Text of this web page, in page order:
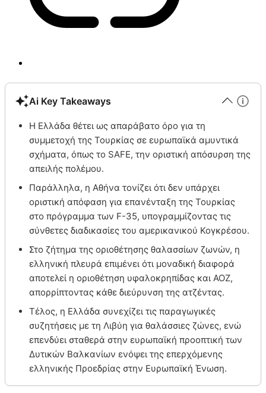
Ai Key Takeaways
Η Ελλάδα θέτει ως απαράβατο όρο για τη
συμμετοχή της Τουρκίας σε ευρωπαϊκά αμυντικά
σχήματα, όπως το SAFE, την οριστική απόσυρση της
απειλής πολέμου.
Παράλληλα, η Αθήνα τονίζει ότι δεν υπάρχει
οριστική απόφαση για επανένταξη της Τουρκίας
στο πρόγραμμα των F-35, υπογραμμίζοντας τις
σύνθετες διαδικασίες του αμερικανικού Κογκρέσου.
Στο ζήτημα της οριοθέτησης θαλασσίων ζωνών, η
ελληνική πλευρά επιμένει ότι μοναδική διαφορά
αποτελεί η οριοθέτηση υφαλοκρηπίδας και ΑΟΖ,
απορρίπτοντας κάθε διεύρυνση της ατζέντας.
Τέλος, η Ελλάδα συνεχίζει τις παραγωγικές
συζητήσεις με τη Λιβύη για θαλάσσιες ζώνες, ενώ
επενδύει σταθερά στην ευρωπαϊκή προοπτική των
Δυτικών Βαλκανίων ενόψει της επερχόμενης
ελληνικής Προεδρίας στην Ευρωπαϊκή Ένωση.